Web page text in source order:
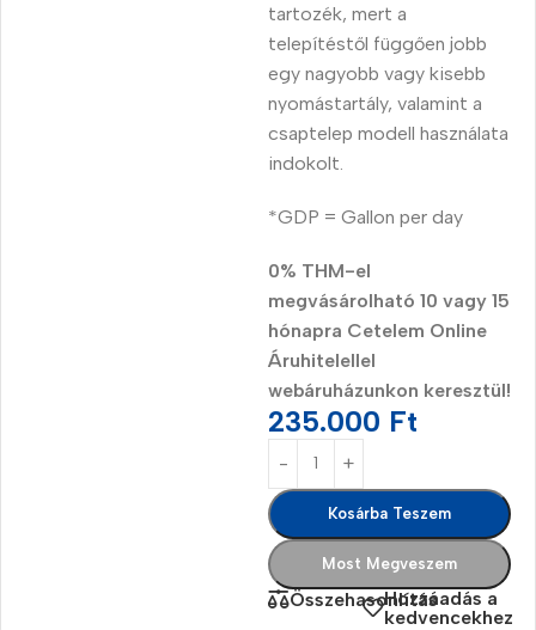
tartozék, mert a
telepítéstől függően jobb
egy nagyobb vagy kisebb
nyomástartály, valamint a
csaptelep modell használata
indokolt.
*GDP = Gallon per day
0% THM-el
megvásárolható 10 vagy 15
hónapra Cetelem Online
Áruhitelellel
webáruházunkon keresztül!
235.000 Ft
Kosárba Teszem
Most Megveszem
ÖsszehasonlításHozzáadás a
kedvencekhez